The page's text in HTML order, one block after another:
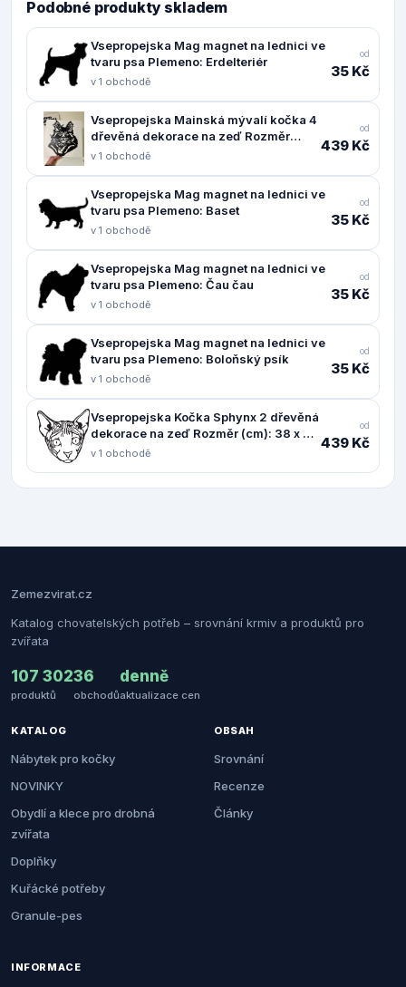
Podobné produkty skladem
Vsepropejska Mag magnet na lednici ve
tvaru psa Plemeno: Erdelteriér
v 1 obchodě
od
35 Kč
Vsepropejska Mainská mývalí kočka 4
dřevěná dekorace na zeď Rozměr
(cm): 38 x 30
v 1 obchodě
od
439 Kč
Vsepropejska Mag magnet na lednici ve
tvaru psa Plemeno: Baset
v 1 obchodě
od
35 Kč
Vsepropejska Mag magnet na lednici ve
tvaru psa Plemeno: Čau čau
v 1 obchodě
od
35 Kč
Vsepropejska Mag magnet na lednici ve
tvaru psa Plemeno: Boloňský psík
v 1 obchodě
od
35 Kč
Vsepropejska Kočka Sphynx 2 dřevěná
dekorace na zeď Rozměr (cm): 38 x 37,
Dekor: Černá
v 1 obchodě
od
439 Kč
Zemezvirat.cz
Katalog chovatelských potřeb – srovnání krmiv a produktů pro
zvířata
107 302
produktů
36
obchodů
denně
aktualizace cen
KATALOG
Nábytek pro kočky
NOVINKY
Obydlí a klece pro drobná
zvířata
Doplňky
Kuřácké potřeby
Granule-pes
OBSAH
Srovnání
Recenze
Články
INFORMACE